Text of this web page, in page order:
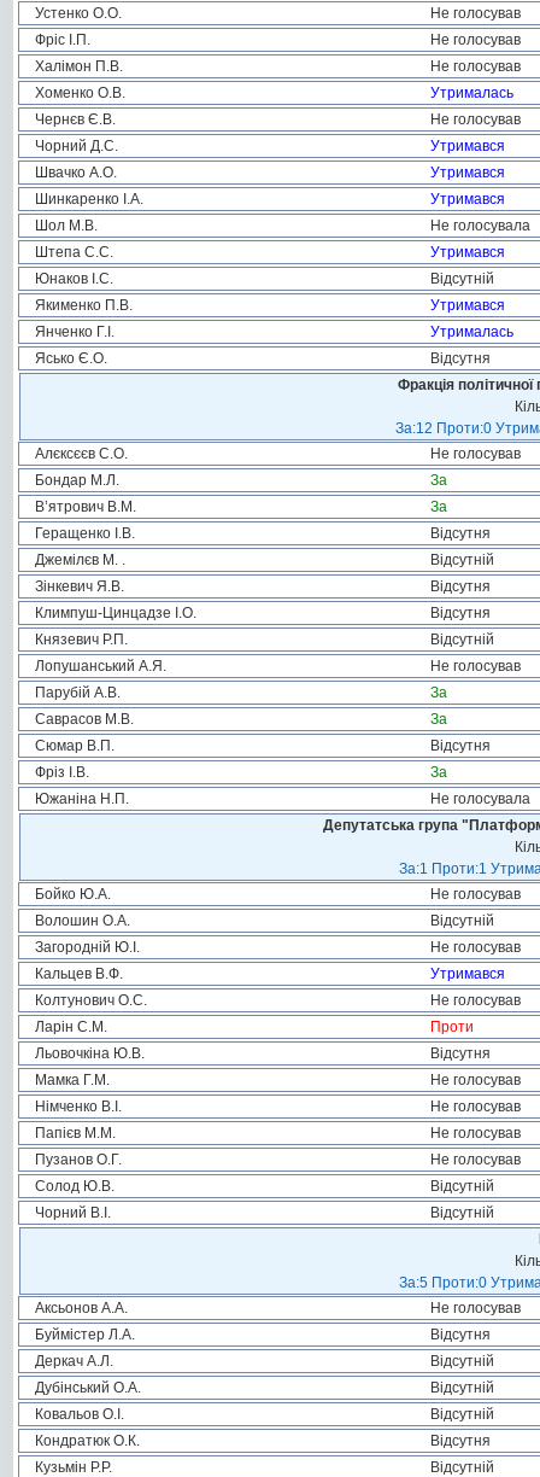
Устенко О.О.
Не голосував
Фріс І.П.
Не голосував
Халімон П.В.
Не голосував
Хоменко О.В.
Утрималась
Чернєв Є.В.
Не голосував
Чорний Д.С.
Утримався
Швачко А.О.
Утримався
Шинкаренко І.А.
Утримався
Шол М.В.
Не голосувала
Штепа С.С.
Утримався
Юнаков І.С.
Відсутній
Якименко П.В.
Утримався
Янченко Г.І.
Утрималась
Ясько Є.О.
Відсутня
Фракція
За:12 Проти:0
Алєксєєв С.О.
Не голосував
Бондар М.Л.
За
В’ятрович В.М.
За
Геращенко І.В.
Відсутня
Джемілєв М. .
Відсутній
Зінкевич Я.В.
Відсутня
Климпуш-Цинцадзе І.О.
Відсутня
Князевич Р.П.
Відсутній
Лопушанський А.Я.
Не голосував
Парубій А.В.
За
Саврасов М.В.
За
Сюмар В.П.
Відсутня
Фріз І.В.
За
Южаніна Н.П.
Не голосувала
Депутатська група
За:1 Проти:1
Бойко Ю.А.
Не голосував
Волошин О.А.
Відсутній
Загородній Ю.І.
Не голосував
Кальцев В.Ф.
Утримався
Колтунович О.С.
Не голосував
Ларін С.М.
Проти
Льовочкіна Ю.В.
Відсутня
Мамка Г.М.
Не голосував
Німченко В.І.
Не голосував
Папієв М.М.
Не голосував
Пузанов О.Г.
Не голосував
Солод Ю.В.
Відсутній
Чорний В.І.
Відсутній
За:5 Проти:0
Аксьонов А.А.
Не голосував
Буймістер Л.А.
Відсутня
Деркач А.Л.
Відсутній
Дубінський О.А.
Відсутній
Ковальов О.І.
Відсутній
Кондратюк О.К.
Відсутня
Кузьмін Р.Р.
Відсутній